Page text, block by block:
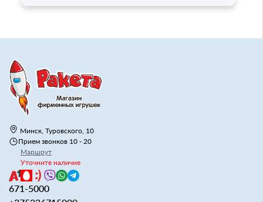
Минск, Туровского, 10
Прием звонков 10 - 20
Маршрут
Уточните наличие
671-5000